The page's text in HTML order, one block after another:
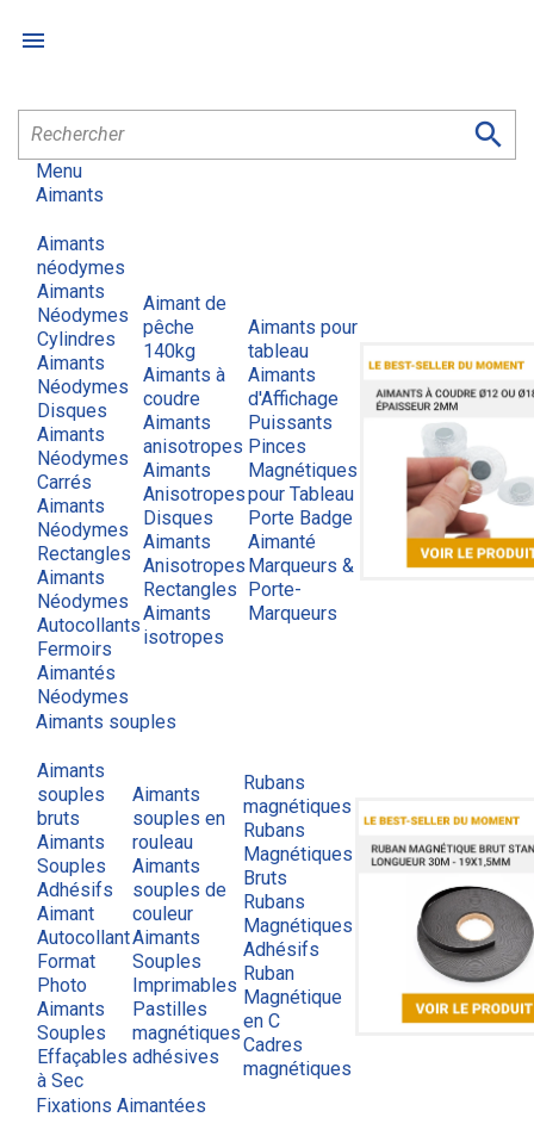


Menu
Aimants
Aimants
néodymes
Aimants
Néodymes
Cylindres
Aimants
Néodymes
Disques
Aimants
Néodymes
Carrés
Aimants
Néodymes
Rectangles
Aimants
Néodymes
Autocollants
Fermoirs
Aimantés
Néodymes
Aimant de
pêche
140kg
Aimants à
coudre
Aimants
anisotropes
Aimants
Anisotropes
Disques
Aimants
Anisotropes
Rectangles
Aimants
isotropes
Aimants pour
tableau
Aimants
d'Affichage
Puissants
Pinces
Magnétiques
pour Tableau
Porte Badge
Aimanté
Marqueurs &
Porte-
Marqueurs
Aimants souples
Aimants
souples
bruts
Aimants
Souples
Adhésifs
Aimant
Autocollant
Format
Photo
Aimants
Souples
Effaçables
à Sec
Aimants
souples en
rouleau
Aimants
souples de
couleur
Aimants
Souples
Imprimables
Pastilles
magnétiques
adhésives
Rubans
magnétiques
Rubans
Magnétiques
Bruts
Rubans
Magnétiques
Adhésifs
Ruban
Magnétique
en C
Cadres
magnétiques
Fixations Aimantées